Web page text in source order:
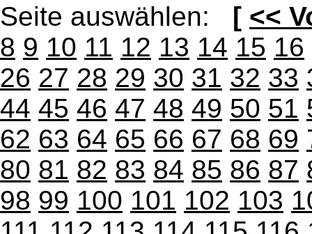
Seite auswählen: [ <<
8 9 10 11 12 13 14 15 16
26 27 28 29 30 31 32 33
44 45 46 47 48 49 50 51
62 63 64 65 66 67 68 69
80 81 82 83 84 85 86 87
98 99 100 101 102 103